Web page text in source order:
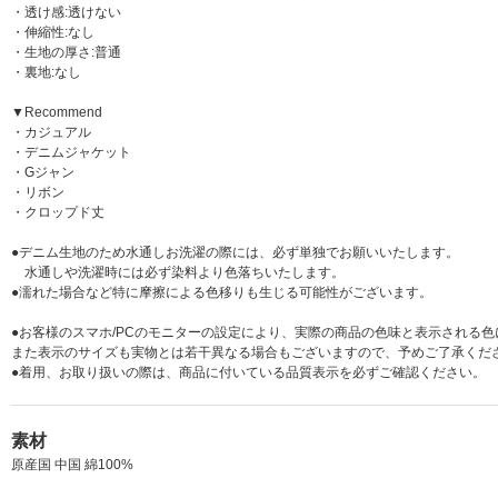
・透け感:透けない
・伸縮性:なし
・生地の厚さ:普通
・裏地:なし
▼Recommend
・カジュアル
・デニムジャケット
・Gジャン
・リボン
・クロップド丈
●デニム生地のため水通しお洗濯の際には、必ず単独でお願いいたします。
水通しや洗濯時には必ず染料より色落ちいたします。
●濡れた場合など特に摩擦による色移りも生じる可能性がございます。
●お客様のスマホ/PCのモニターの設定により、実際の商品の色味と表示される色
また表示のサイズも実物とは若干異なる場合もございますので、予めご了承くだ
●着用、お取り扱いの際は、商品に付いている品質表示を必ずご確認ください。
素材
原産国 中国 綿100%